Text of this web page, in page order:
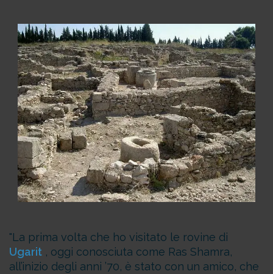
La prima volta che ho visitato le rovine di
Ugarit , oggi conosciuta come Ras Shamra,
all’inizio degli anni ’70, è stato con un amico, che